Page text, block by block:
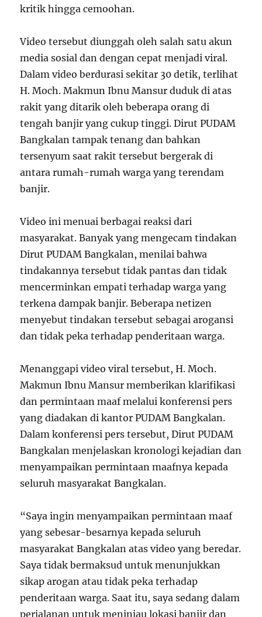
kritik hingga cemoohan.
Video tersebut diunggah oleh salah satu akun
media sosial dan dengan cepat menjadi viral.
Dalam video berdurasi sekitar 30 detik, terlihat
H. Moch. Makmun Ibnu Mansur duduk di atas
rakit yang ditarik oleh beberapa orang di
tengah banjir yang cukup tinggi. Dirut PUDAM
Bangkalan tampak tenang dan bahkan
tersenyum saat rakit tersebut bergerak di
antara rumah-rumah warga yang terendam
banjir.
Video ini menuai berbagai reaksi dari
masyarakat. Banyak yang mengecam tindakan
Dirut PUDAM Bangkalan, menilai bahwa
tindakannya tersebut tidak pantas dan tidak
mencerminkan empati terhadap warga yang
terkena dampak banjir. Beberapa netizen
menyebut tindakan tersebut sebagai arogansi
dan tidak peka terhadap penderitaan warga.
Menanggapi video viral tersebut, H. Moch.
Makmun Ibnu Mansur memberikan klarifikasi
dan permintaan maaf melalui konferensi pers
yang diadakan di kantor PUDAM Bangkalan.
Dalam konferensi pers tersebut, Dirut PUDAM
Bangkalan menjelaskan kronologi kejadian dan
menyampaikan permintaan maafnya kepada
seluruh masyarakat Bangkalan.
“Saya ingin menyampaikan permintaan maaf
yang sebesar-besarnya kepada seluruh
masyarakat Bangkalan atas video yang beredar.
Saya tidak bermaksud untuk menunjukkan
sikap arogan atau tidak peka terhadap
penderitaan warga. Saat itu, saya sedang dalam
perjalanan untuk meninjau lokasi banjir dan